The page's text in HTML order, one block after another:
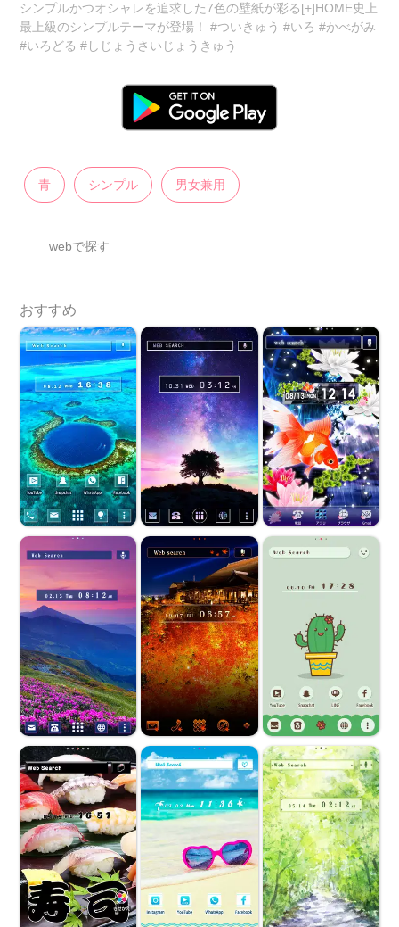
シンプルかつオシャレを追求した7色の壁紙が彩る[+]HOME史上
最上級のシンプルテーマが登場！ #ついきゅう #いろ #かべがみ
#いろどる #しじょうさいじょうきゅう
青 シンプル 男女兼用
webで探す
おすすめ